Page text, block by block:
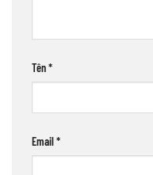
Tên*
Email*